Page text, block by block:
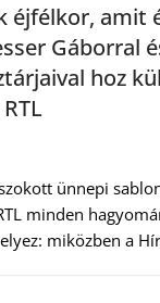
éjfélkor, amit
Gáborral
hoz
ünnepi
minden
miközben a